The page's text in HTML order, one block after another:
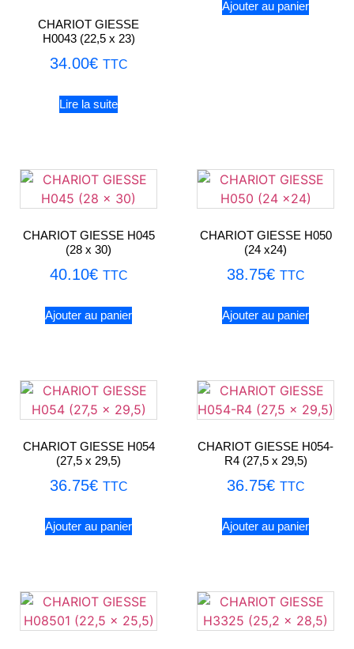
CHARIOT GIESSE
H0043 (22,5 x 23)
34.00€ TTC
Lire la suite
Ajouter au panier
CHARIOT GIESSE H045
(28 x 30)
40.10€ TTC
Ajouter au panier
CHARIOT GIESSE H050
(24 x24)
38.75€ TTC
Ajouter au panier
CHARIOT GIESSE H054
(27,5 x 29,5)
36.75€ TTC
Ajouter au panier
CHARIOT GIESSE H054-
R4 (27,5 x 29,5)
36.75€ TTC
Ajouter au panier